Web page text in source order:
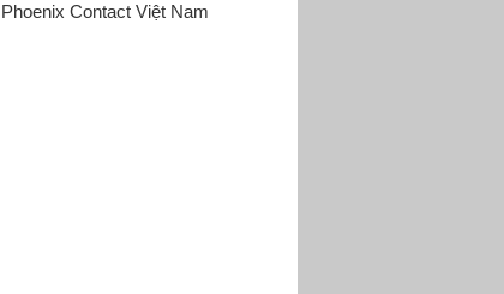
Contact Việt Nam